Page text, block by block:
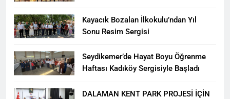
Kayacık Bozalan İlkokulu’ndan Yıl
Sonu Resim Sergisi
Seydikemer’de Hayat Boyu Öğrenme
Haftası Kadıköy Sergisiyle Başladı
DALAMAN KENT PARK PROJESİ İÇİN